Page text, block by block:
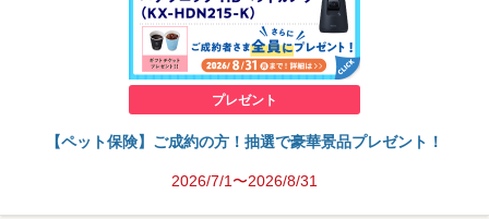
プレゼント
【ペット保険】ご成約の方！抽選で豪華景品プレゼント！
2026/7/1〜2026/8/31